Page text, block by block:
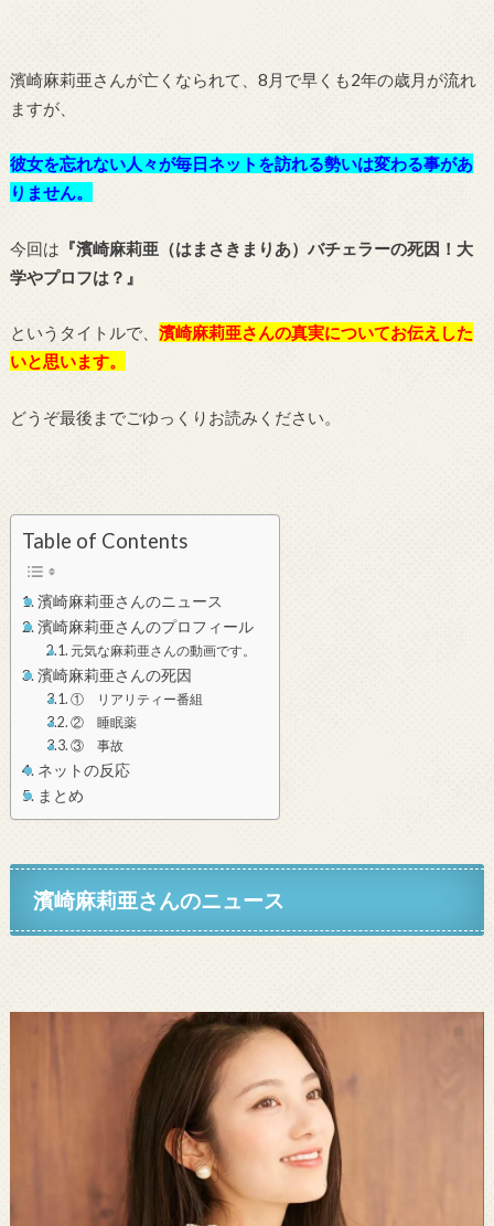
濱崎麻莉亜さんが亡くなられて、8月で早くも2年の歳月が流れ
ますが、
彼女を忘れない人々が毎日ネットを訪れる勢いは変わる事があ
りません。
今回は 『濱崎麻莉亜（はまさきまりあ）バチェラーの死因！大
学やプロフは？』
というタイトルで、 濱崎麻莉亜さんの真実についてお伝えした
いと思います。
どうぞ最後までごゆっくりお読みください。
Table of Contents
濱崎麻莉亜さんのニュース
濱崎麻莉亜さんのプロフィール
元気な麻莉亜さんの動画です。
濱崎麻莉亜さんの死因
① リアリティー番組
② 睡眠薬
③ 事故
ネットの反応
まとめ
濱崎麻莉亜さんのニュース